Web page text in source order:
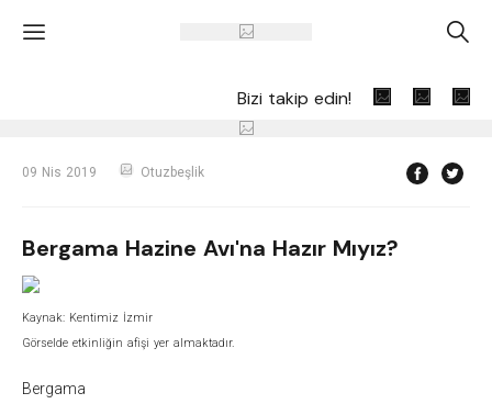
' A
Bizi takip edin!
09 Nis 2019 Otuzbeşlik
Bergama Hazine Avı'na Hazır Mıyız?
Kaynak: Kentimiz İzmir
Görselde etkinliğin afişi yer almaktadır.
Bergama